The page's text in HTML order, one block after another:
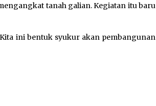
tanah galian. Kegiatan itu baru
ini bentuk syukur akan pembangunan